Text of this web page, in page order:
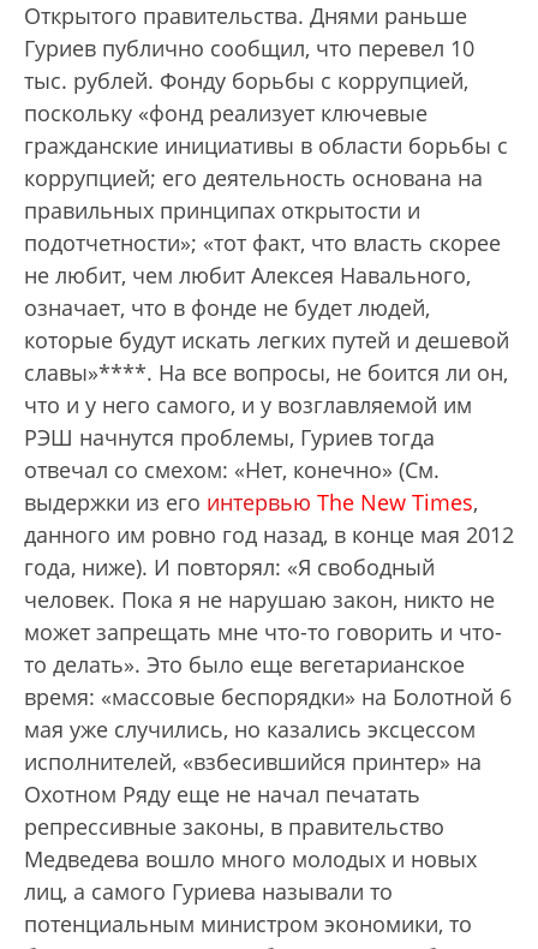
Открытого правительства. Днями раньше
Гуриев публично сообщил, что перевел 10
тыс. рублей. Фонду борьбы с коррупцией,
поскольку «фонд реализует ключевые
гражданские инициативы в области борьбы с
коррупцией; его деятельность основана на
правильных принципах открытости и
подотчетности»; «тот факт, что власть скорее
не любит, чем любит Алексея Навального,
означает, что в фонде не будет людей,
которые будут искать легких путей и дешевой
славы»****. На все вопросы, не боится ли он,
что и у него самого, и у возглавляемой им
РЭШ начнутся проблемы, Гуриев тогда
отвечал со смехом: «Нет, конечно» (См.
выдержки из его интервью The New Times,
данного им ровно год назад, в конце мая 2012
года, ниже). И повторял: «Я свободный
человек. Пока я не нарушаю закон, никто не
может запрещать мне что-то говорить и что-
то делать». Это было еще вегетарианское
время: «массовые беспорядки» на Болотной 6
мая уже случились, но казались эксцессом
исполнителей, «взбесившийся принтер» на
Охотном Ряду еще не начал печатать
репрессивные законы, в правительство
Медведева вошло много молодых и новых
лиц, а самого Гуриева называли то
потенциальным министром экономики, то